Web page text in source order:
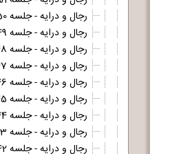
رجال و درایه - جلسه 50
رجال و درایه - جلسه 49
رجال و درایه - جلسه 48
رجال و درایه - جلسه 47
رجال و درایه - جلسه 46
رجال و درایه - جلسه 45
رجال و درایه - جلسه 44
رجال و درایه - جلسه 43
رجال و درایه - جلسه 42